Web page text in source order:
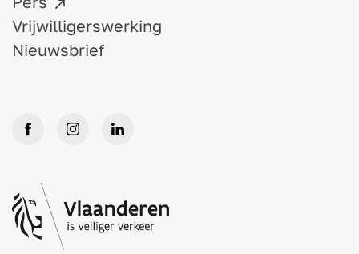
Vrijwilligerswerking
Nieuwsbrief